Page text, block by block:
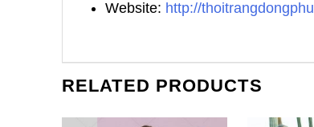
Website: http://
RELATED PRODUCTS